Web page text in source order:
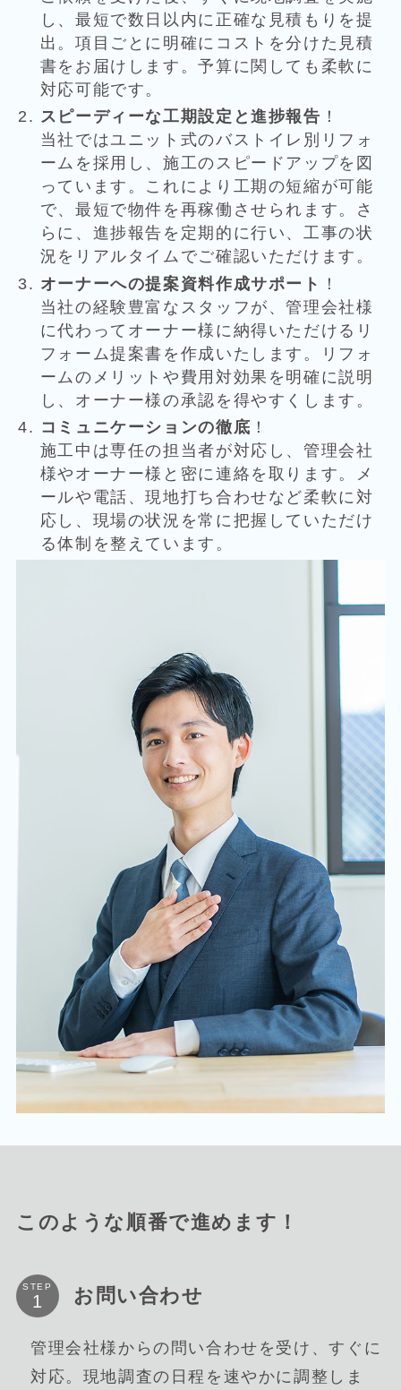
し、最短で数日以内に正確な見積もりを提
出。項目ごとに明確にコストを分けた見積
書をお届けします。予算に関しても柔軟に
対応可能です。
スピーディーな工期設定と進捗報告 ！
当社ではユニット式のバストイレ別リフォ
ームを採用し、施工のスピードアップを図
っています。これにより工期の短縮が可能
で、最短で物件を再稼働させられます。さ
らに、進捗報告を定期的に行い、工事の状
況をリアルタイムでご確認いただけます。
オーナーへの提案資料作成サポート
！
当社の経験豊富なスタッフが、管理会社様
に代わってオーナー様に納得いただけるリ
フォーム提案書を作成いたします。リフォ
ームのメリットや費用対効果を明確に説明
し、オーナー様の承認を得やすくします。
コミュニケーションの徹底 ！
施工中は専任の担当者が対応し、管理会社
様やオーナー様と密に連絡を取ります。メ
ールや電話、現地打ち合わせなど柔軟に対
応し、現場の状況を常に把握していただけ
る体制を整えています。
このような順番で進めます！
STEP お問い合わせ
管理会社様からの問い合わせを受け、すぐに
対応。現地調査の日程を速やかに調整しま